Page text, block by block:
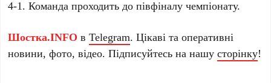
4-1. Команда проходить до півфіналу чемпіонату.
Шостка.INFO вTelegram. Цікаві та оперативні
новини, фото, відео. Підписуйтесь на нашусторінку!